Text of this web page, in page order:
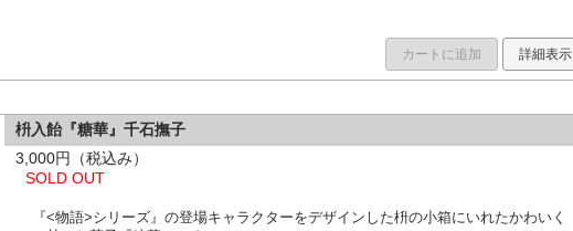
カートに追加 詳細表示
枡入飴『糖華』千石撫子
3,000円（税込み）
SOLD OUT
『<物語>シリーズ』の登場キャラクターをデザインした枡の小箱にいれたかわいく